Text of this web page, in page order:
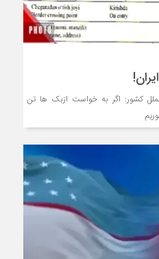
کشور: اگر به خواست ازبک ها تن